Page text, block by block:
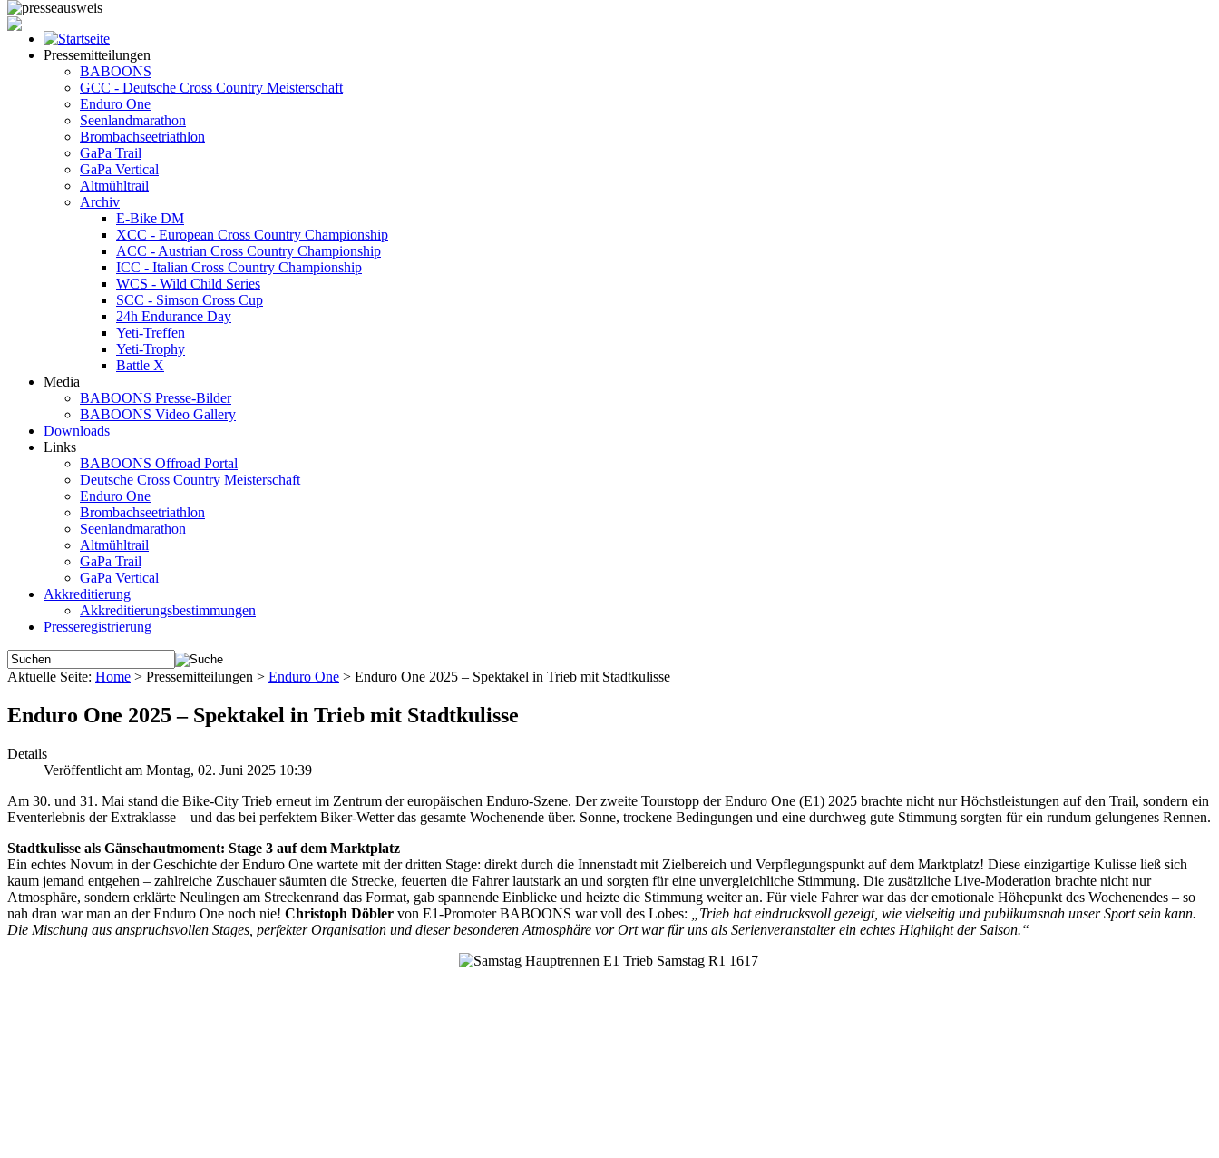
Pressemitteilungen
BABOONS
GCC - Deutsche Cross Country Meisterschaft
Enduro One
Seenlandmarathon
Brombachseetriathlon
GaPa Trail
GaPa Vertical
Altmühltrail
Archiv
E-Bike DM
XCC - European Cross Country Championship
ACC - Austrian Cross Country Championship
ICC - Italian Cross Country Championship
WCS - Wild Child Series
SCC - Simson Cross Cup
24h Endurance Day
Yeti-Treffen
Yeti-Trophy
Battle X
Media
BABOONS Presse-Bilder
BABOONS Video Gallery
Downloads
Links
BABOONS Offroad Portal
Deutsche Cross Country Meisterschaft
Enduro One
Brombachseetriathlon
Seenlandmarathon
Altmühltrail
GaPa Trail
GaPa Vertical
Akkreditierung
Akkreditierungsbestimmungen
Presseregistrierung
Aktuelle Seite: Home > Pressemitteilungen > Enduro One > Enduro One 2025 – Spektakel in Trieb mit Stadtkulisse
Enduro One 2025 – Spektakel in Trieb mit Stadtkulisse
Details
Veröffentlicht am Montag, 02. Juni 2025 10:39
Am 30. und 31. Mai stand die Bike-City Trieb erneut im Zentrum der europäischen Enduro-Szene. Der zweite Tourstopp der Enduro One (E1) 2025 brachte nicht nur Höchstleistungen auf den Trail, sondern ein
Eventerlebnis der Extraklasse – und das bei perfektem Biker-Wetter das gesamte Wochenende über. Sonne, trockene Bedingungen und eine durchweg gute Stimmung sorgten für ein rundum gelungenes Rennen.
Stadtkulisse als Gänsehautmoment: Stage 3 auf dem Marktplatz
Ein echtes Novum in der Geschichte der Enduro One wartete mit der dritten Stage: direkt durch die Innenstadt mit Zielbereich und Verpflegungspunkt auf dem Marktplatz! Diese einzigartige Kulisse ließ sich
kaum jemand entgehen – zahlreiche Zuschauer säumten die Strecke, feuerten die Fahrer lautstark an und sorgten für eine unvergleichliche Stimmung. Die zusätzliche Live-Moderation brachte nicht nur
Atmosphäre, sondern erklärte Neulingen am Streckenrand das Format, gab spannende Einblicke und heizte die Stimmung weiter an. Für viele Fahrer war das der emotionale Höhepunkt des Wochenendes – so
nah dran war man an der Enduro One noch nie! Christoph Döbler von E1-Promoter BABOONS war voll des Lobes:
„Trieb hat eindrucksvoll gezeigt, wie vielseitig und publikumsnah unser Sport sein kann.
Die Mischung aus anspruchsvollen Stages, perfekter Organisation und dieser besonderen Atmosphäre vor Ort war für uns als Serienveranstalter ein echtes Highlight der Saison.“